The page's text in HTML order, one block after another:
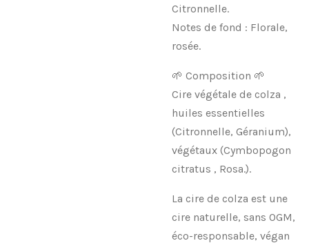
Citronnelle.
Notes de fond : Florale,
rosée.
🌱 Composition 🌱
Cire végétale de colza ,
huiles essentielles
(Citronnelle, Géranium),
végétaux (Cymbopogon
citratus , Rosa.).
La cire de colza est une
cire naturelle, sans OGM,
éco-responsable, végan